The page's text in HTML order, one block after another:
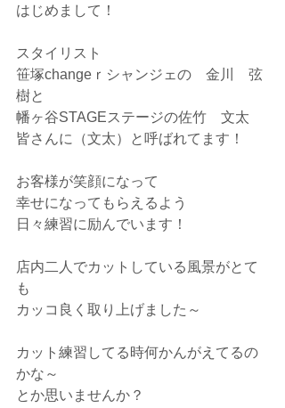
はじめまして！
スタイリスト
​笹塚changeｒシャンジェの　金川　弦
樹と
幡ヶ谷STAGEステージの佐竹　文太
皆さんに（文太）と呼ばれてます！
お客様が笑顔になって
幸せになってもらえるよう
日々練習に励んでいます！
店内二人でカットしている風景がとて
も
カッコ良く取り上げました～
カット練習してる時何かんがえてるの
かな～
とか思いませんか？